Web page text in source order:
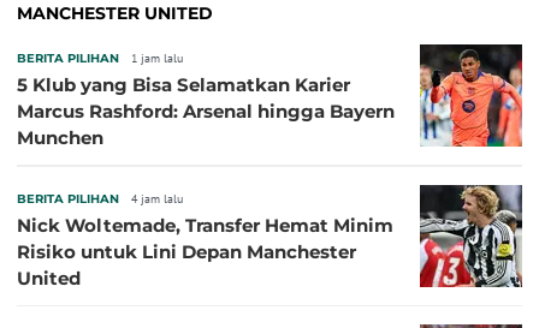
MANCHESTER UNITED
BERITA PILIHAN 1 jam lalu
5 Klub yang Bisa Selamatkan Karier
Marcus Rashford: Arsenal hingga Bayern
Munchen
BERITA PILIHAN 4 jam lalu
Nick Woltemade, Transfer Hemat Minim
Risiko untuk Lini Depan Manchester
United